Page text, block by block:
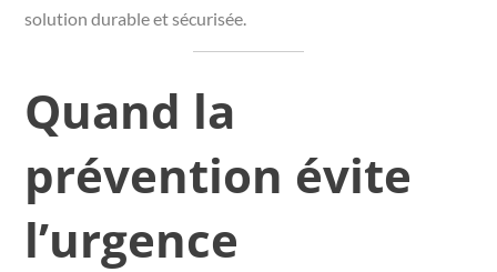
solution durable et sécurisée.
Quand la
prévention évite
l’urgence